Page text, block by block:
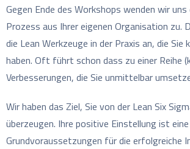
Gegen Ende des Workshops wenden wir uns
Prozess aus Ihrer eigenen Organisation zu.
die Lean Werkzeuge in der Praxis an, die Sie
haben. Oft führt schon dass zu einer Reihe
Verbesserungen, die Sie unmittelbar
Wir haben das Ziel, Sie von der Lean Six
überzeugen. Ihre positive Einstellung ist
Grundvoraussetzungen für die erfolgreiche